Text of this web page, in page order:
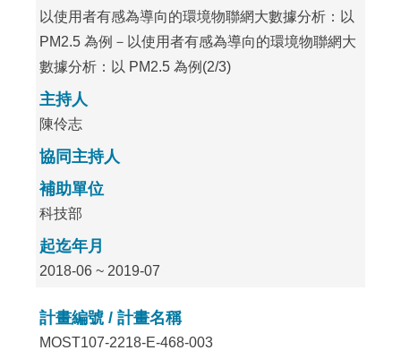
以使用者有感為導向的環境物聯網大數據分析：以
PM2.5 為例－以使用者有感為導向的環境物聯網大
數據分析：以 PM2.5 為例(2/3)
主持人
陳伶志
協同主持人
補助單位
科技部
起迄年月
2018-06 ~ 2019-07
計畫編號 / 計畫名稱
MOST107-2218-E-468-003